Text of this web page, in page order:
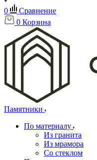
0
Сравнение
0 Корзина
Памятники
По материалу
Из гранита
Из мрамора
Со стеклом